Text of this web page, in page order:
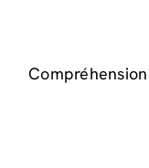
Compréhension